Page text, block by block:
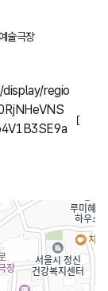
술극장
regio